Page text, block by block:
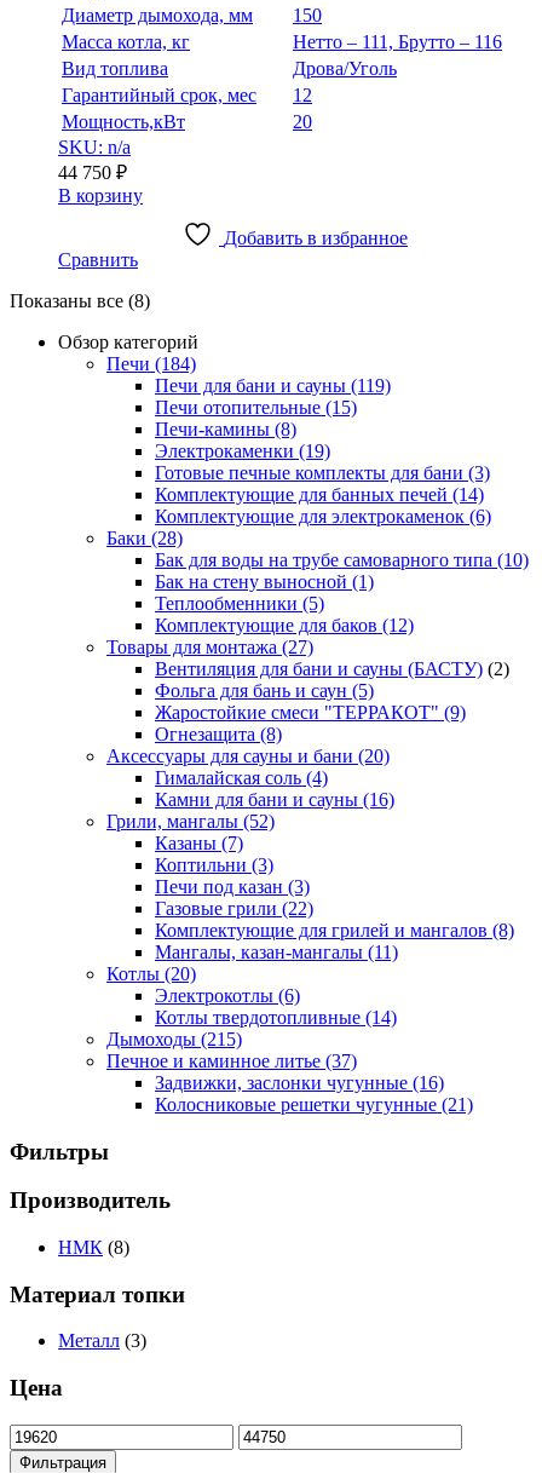
Диаметр дымохода, мм
150
Масса котла, кг
Нетто – 111, Брутто – 116
Вид топлива
Дрова/Уголь
Гарантийный срок, мес
12
Мощность,кВт
20
SKU: n/a
44 750 ₽
В корзину
Добавить в избранное
Сравнить
Показаны все (8)Сортировка:
популярности
Обзор категорий
Печи (184)
Печи для бани и сауны (119)
Печи отопительные (15)
Печи-камины (8)
Электрокаменки (19)
Готовые печные комплекты для бани (3)
Комплектующие для банных печей (14)
Комплектующие для электрокаменок (6)
Баки (28)
Бак для воды на трубе самоварного типа (10)
Бак на стену выносной (1)
Теплообменники (5)
Комплектующие для баков (12)
Товары для монтажа (27)
Вентиляция для бани и сауны (БАСТУ) (2)
Фольга для бань и саун (5)
Жаростойкие смеси "ТЕРРАКОТ" (9)
Огнезащита (8)
Аксессуары для сауны и бани (20)
Гималайская соль (4)
Камни для бани и сауны (16)
Грили, мангалы (52)
Казаны (7)
Коптильни (3)
Печи под казан (3)
Газовые грили (22)
Комплектующие для грилей и мангалов (8)
Мангалы, казан-мангалы (11)
Котлы (20)
Электрокотлы (6)
Котлы твердотопливные (14)
Дымоходы (215)
Печное и каминное литье (37)
Задвижки, заслонки чугунные (16)
Колосниковые решетки чугунные (21)
Фильтры
Производитель
НМК (8)
Материал топки
Металл (3)
Цена
Минимальная
цена
Максимальная
цена
Фильтрация